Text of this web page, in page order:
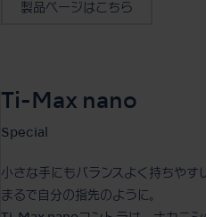
製品ページはこちら
Ti-Max nano
Special
小さな手にもバランスよく持ちやす
まるで自分の指先のように。